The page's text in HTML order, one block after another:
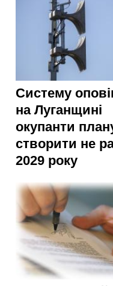
Систему
на Луганщині
окупанти
створити не
2029 року